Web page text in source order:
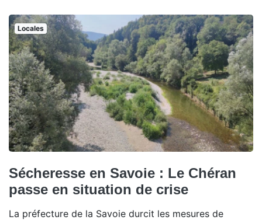
Locales
Sécheresse en Savoie : Le Chéran
passe en situation de crise
La préfecture de la Savoie durcit les mesures de